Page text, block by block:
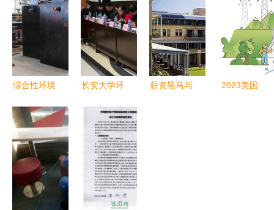
境工程获好
境工程视角
解析
领跑行业先
锋
流程、样板
图与绿深环
境工程专业
服务
综合性环境
案在污水处
理领域的应
用——以徐
州成套设备
为例
长安大学环
届环境治理
知识竞赛圆
满落幕
薪资黑马与
2023美国